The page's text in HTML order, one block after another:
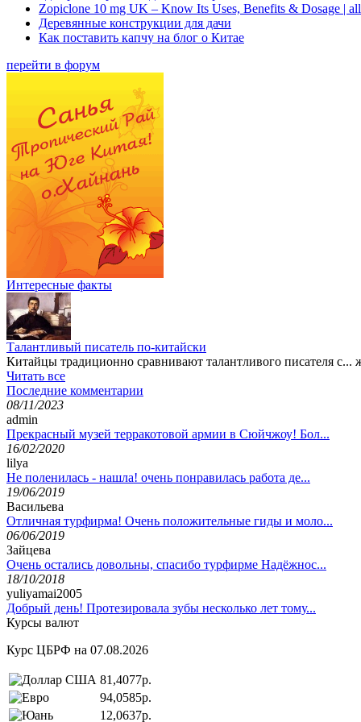
Zopiclone 10 mg UK – Know Its Uses, Benefits & Dosage |
Деревянные конструкции для дачи
Как поставить капчу на блог о Китае
перейти в форум
Интересные факты
Талантливый писатель по-китайски
Китайцы традиционно сравнивают талантливого писателя
Читать все
Последние комментарии
08/11/2023
admin
Прекрасный музей терракотовой армии в Сюйчжоу! Бол...
16/02/2020
lilya
Не поленилась - нашла! очень понравилась работа де...
19/06/2019
Васильева
Отличная турфирма! Очень положительные гиды и моло...
06/06/2019
Зайцева
Очень остались довольны, спасибо турфирме Надёжнос...
18/10/2018
yuliyamai2005
Добрый день! Протезировала зубы несколько лет тому...
Курсы валют
Курс ЦБРФ на 07.08.2026
81,4077р.
94,0585р.
12,0637р.